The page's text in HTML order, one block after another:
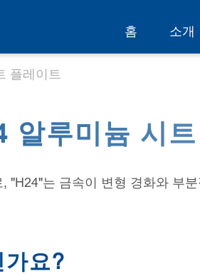
홈 소개
플레이트
알루미늄 시
"H24"는 금속이 변형 경화와 부
요?